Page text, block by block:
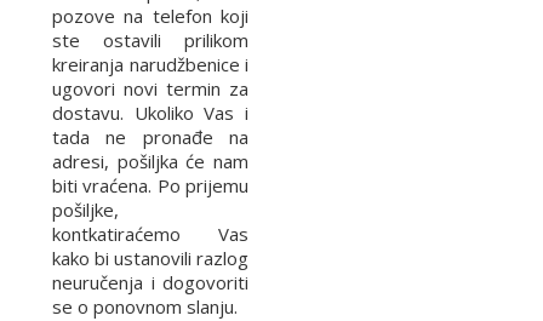
pozove na telefon koji
ste ostavili prilikom
kreiranja narudžbenice i
ugovori novi termin za
dostavu. Ukoliko Vas i
tada ne pronađe na
adresi, pošiljka će nam
biti vraćena. Po prijemu
pošiljke,
kontkatiraćemo Vas
kako bi ustanovili razlog
neuručenja i dogovoriti
se o ponovnom slanju.